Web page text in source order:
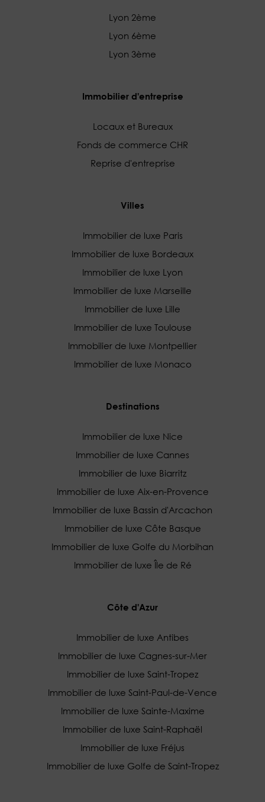
Lyon 2ème
Lyon 6ème
Lyon 3ème
Immobilier d'entreprise
Locaux et Bureaux
Fonds de commerce CHR
Reprise d'entreprise
Villes
Immobilier de luxe Paris
Immobilier de luxe Bordeaux
Immobilier de luxe Lyon
Immobilier de luxe Marseille
Immobilier de luxe Lille
Immobilier de luxe Toulouse
Immobilier de luxe Montpellier
Immobilier de luxe Monaco
Destinations
Immobilier de luxe Nice
Immobilier de luxe Cannes
Immobilier de luxe Biarritz
Immobilier de luxe Aix-en-Provence
Immobilier de luxe Bassin d'Arcachon
Immobilier de luxe Côte Basque
Immobilier de luxe Golfe du Morbihan
Immobilier de luxe Île de Ré
Côte d'Azur
Immobilier de luxe Antibes
Immobilier de luxe Cagnes-sur-Mer
Immobilier de luxe Saint-Tropez
Immobilier de luxe Saint-Paul-de-Vence
Immobilier de luxe Sainte-Maxime
Immobilier de luxe Saint-Raphaël
Immobilier de luxe Fréjus
Immobilier de luxe Golfe de Saint-Tropez